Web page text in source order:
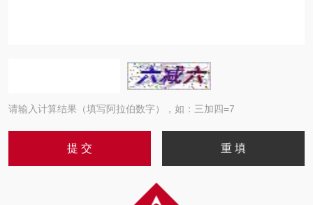
请输入计算结果（填写阿拉伯数字），如：三加四=7